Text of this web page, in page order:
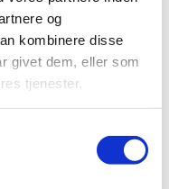
og
kombinere disse
givet dem, eller som
tjenester.